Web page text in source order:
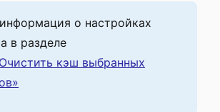
о настройках
в разделе
кэш выбранных